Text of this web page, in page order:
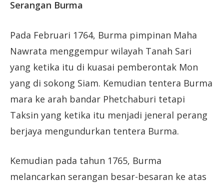
Serangan Burma
Pada Februari 1764, Burma pimpinan Maha
Nawrata menggempur wilayah Tanah Sari
yang ketika itu di kuasai pemberontak Mon
yang di sokong Siam. Kemudian tentera Burma
mara ke arah bandar Phetchaburi tetapi
Taksin yang ketika itu menjadi jeneral perang
berjaya mengundurkan tentera Burma.
Kemudian pada tahun 1765, Burma
melancarkan serangan besar-besaran ke atas